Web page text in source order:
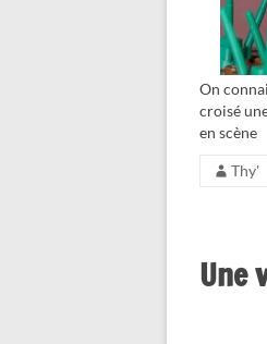
On
croisé
en scène
Thy'
Une